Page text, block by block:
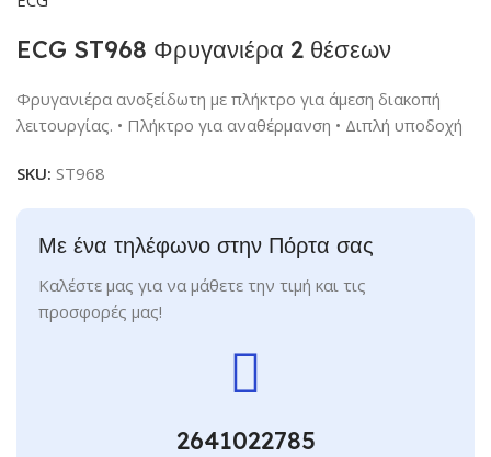
ECG ST968 Φρυγανιέρα 2 θέσεων
Φρυγανιέρα ανοξείδωτη με πλήκτρο για άμεση διακοπή
λειτουργίας. • Πλήκτρο για αναθέρμανση • Διπλή υποδοχή
SKU:ST968
Με ένα τηλέφωνο στην Πόρτα σας
Καλέστε μας για να μάθετε την τιμή και τις
προσφορές μας!
2641022785